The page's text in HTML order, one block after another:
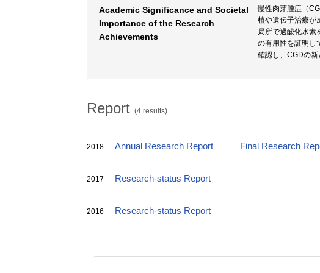
Academic Significance and Societal
Importance of the Research
Achievements
慢性肉芽腫症（
植や遺伝子治療が
局所で過酸化水素
の有用性を証明し
確認し、CGDの新
Report (4 results)
2018 Annual Research Report Final Research
2017 Research-status Report
2016 Research-status Report